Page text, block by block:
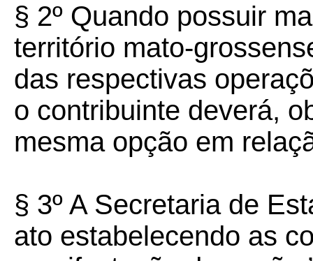
§ 2º Quando possuir
território mato-
das respectivas
o contribuinte deverá,
mesma opção em
§ 3º A Secretaria de
ato estabelecendo as